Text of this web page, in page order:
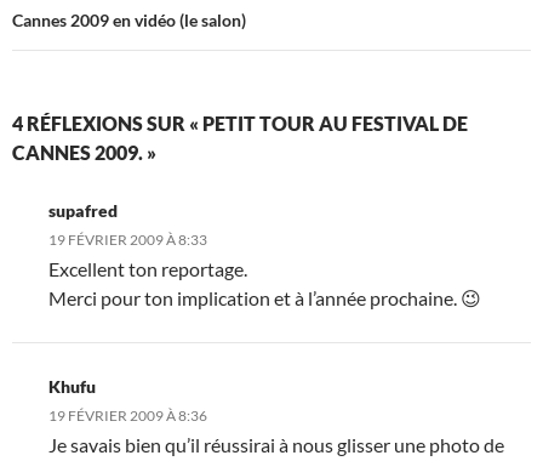
Cannes 2009 en vidéo (le salon)
4 RÉFLEXIONS SUR « PETIT TOUR AU FESTIVAL DE
CANNES 2009. »
supafred
19 FÉVRIER 2009 À 8:33
Excellent ton reportage.
Merci pour ton implication et à l’année prochaine. 😉
Khufu
19 FÉVRIER 2009 À 8:36
Je savais bien qu’il réussirai à nous glisser une photo de